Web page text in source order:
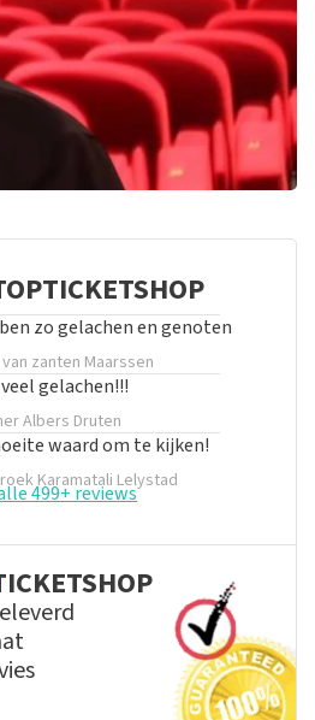
zo gelachen en genoten
zanten Maarssen
gelachen!!!
Albers Druten
waard om te kijken!
Karamatali Lelystad
499+ reviews